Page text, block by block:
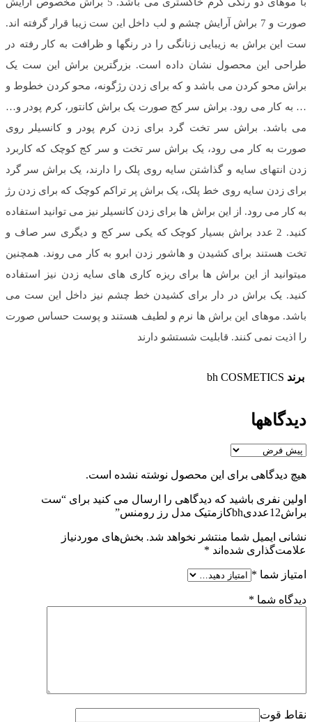
صورت و 7 براش آرایش چشم و لب داخل این ست زیبا قرار گرفته اند.
ست این براش به زیبایی زنانگی را در رنگها و ظرافت به کار رفته در
طراحی این محصول نشان داده است. بزرگترین براش این ست یک
براش محو کردن می باشد و که برای زدن رژگونه، محو کردن خطوط و
… به کار می رود. براش سر کج صورت یک براش کانتور، کرم پودر و…
می باشد. براش سر تخت گرد برای زدن کرم پودر و کانسیلر روی
صورت به کار می رود، یک براش سر تخت و سر کج کوچک که کاربرد
زدن انتهای سایه و گذاشتن سایه روی پلک را دارند، یک براش سر گرد
برای زدن سایه روی خط پلک، یک براش پر تراکم کوچک که برای زدن رژ
به کار می رود. از این براش ها برای زدن کانسیلر نیز می توانید استفاده
کنید. 2 عدد براش بسیار کوچک که یکی سر کج و دیگری سر صاف و
تخت هستند برای کشیدن و هاشور زدن ابرو به کار می روند. همچنین
میتوانید از این براش ها برای ریزه کاری های سایه زدن نیز استفاده
کنید. یک براش در دار برای کشیدن خط چشم نیز داخل این ست می
باشد. موهای این براش ها نرم و لطیف هستند و پوست حساس صورت
را اذیت نمی کنند. قابلیت شستشو دارند
برند bh COSMETICS
دیدگاهها
هیچ دیدگاهی برای این محصول نوشته نشده است.
اولین نفری باشید که دیدگاهی را ارسال می کنید برای “ست
براش12عددیbhکازمتیک مدل رز رومنس”
نشانی ایمیل شما منتشر نخواهد شد. بخش‌های موردنیاز
علامت‌گذاری شده‌اند *
امتیاز شما *
دیدگاه شما *
نقاط قوت